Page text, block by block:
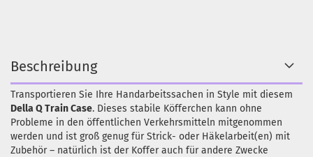
Beschreibung
Transportieren Sie Ihre Handarbeitssachen in Style mit diesem
Della Q Train Case. Dieses stabile Köfferchen kann ohne
Probleme in den öffentlichen Verkehrsmitteln mitgenommen
werden und ist groß genug für Strick- oder Häkelarbeit(en) mit
Zubehör – natürlich ist der Koffer auch für andere Zwecke